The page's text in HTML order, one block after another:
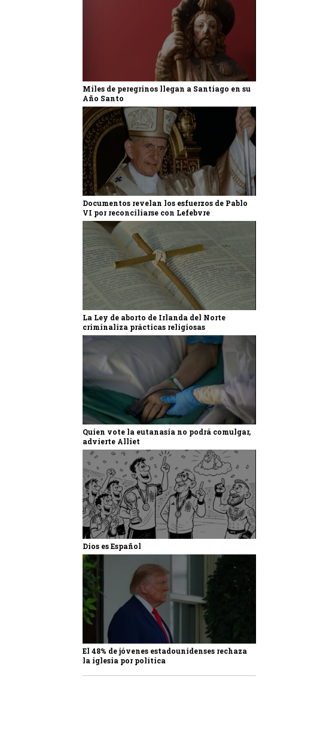
Miles de peregrinos llegan a Santiago en su
Año Santo
Documentos revelan los esfuerzos de Pablo
VI por reconciliarse con Lefebvre
La Ley de aborto de Irlanda del Norte
criminaliza prácticas religiosas
Quien vote la eutanasia no podrá comulgar,
advierte Alliet
Dios es Español
El 48% de jóvenes estadounidenses rechaza
la iglesia por política